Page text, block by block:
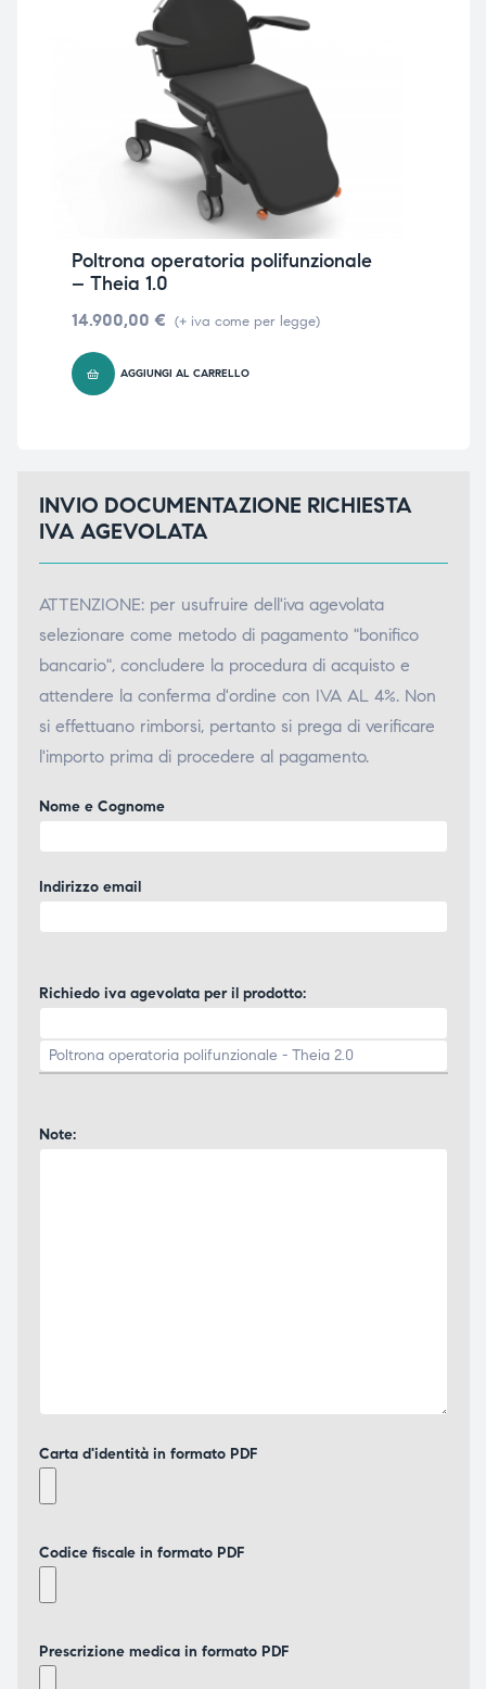
Poltrona operatoria polifunzionale
– Theia 1.0
14.900,00 € (+ iva come per legge)
AGGIUNGI AL CARRELLO
INVIO DOCUMENTAZIONE RICHIESTA
IVA AGEVOLATA
ATTENZIONE: per usufruire dell'iva agevolata
selezionare come metodo di pagamento "bonifico
bancario", concludere la procedura di acquisto e
attendere la conferma d'ordine con IVA AL 4%. Non
si effettuano rimborsi, pertanto si prega di verificare
l'importo prima di procedere al pagamento.
Nome e Cognome
Indirizzo email
Richiedo iva agevolata per il prodotto:
Note:
Carta d'identità in formato PDF
Codice fiscale in formato PDF
Prescrizione medica in formato PDF